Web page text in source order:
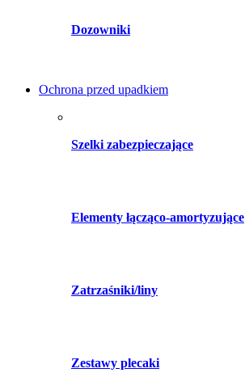
Dozowniki
Ochrona przed upadkiem
Szelki zabezpieczające
Elementy łącząco-amortyzujące
Zatrzaśniki/liny
Zestawy plecaki